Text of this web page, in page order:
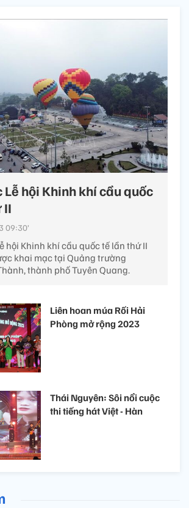
Lễ hội Khinh khí cầu quốc
II
09:30’
hội Khinh khí cầu quốc tế lần thứ II
khai mạc tại Quảng trường
thành phố Tuyên Quang.
Liên hoan múa Rối Hải
Phòng mở rộng 2023
Thái Nguyên: Sôi nổi cuộc
thi tiếng hát Việt - Hàn